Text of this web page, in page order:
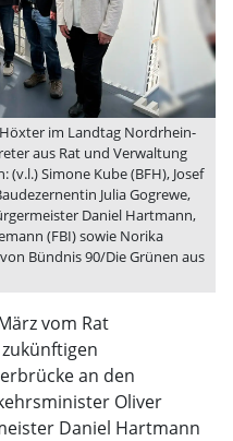
im Landtag Nordrhein-
aus Rat und Verwaltung
Simone Kube (BFH), Josef
Julia Gogrewe,
Daniel Hartmann,
(FBI) sowie Norika
Bündnis 90/Die Grünen aus
vom Rat
an den
Oliver
Daniel Hartmann